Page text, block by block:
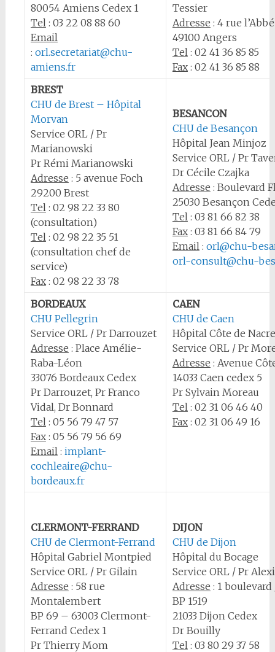
80054 Amiens Cedex 1
Tel: 03 22 08 88 60
Email
: orl.secretariat@chu-
amiens.fr
Tessier
Adresse : 4 rue
49100 Angers
Tel: 02 41 36 85 85
Fax: 02 41 36 85 88
BREST
CHU de Brest – Hôpital
Morvan
Service ORL / Pr
Marianowski
Pr Rémi Marianowski
Adresse : 5 avenue Foch
29200 Brest
Tel: 02 98 22 33 80
(consultation)
Tel: 02 98 22 35 51
(consultation chef de
service)
Fax: 02 98 22 33 78
BESANCON
CHU de Besançon
Hôpital Jean Minjoz
Service ORL / Pr
Dr Cécile Czajka
Adresse : Boulevard
25030 Besançon
Tel: 03 81 66 82 38
Fax: 03 81 66 84 79
Email: orl@chu-
orl-consult@chu-
BORDEAUX
CHU Pellegrin
Service ORL / Pr Darrouzet
Adresse : Place Amélie-
Raba-Léon
33076 Bordeaux Cedex
Pr Darrouzet, Pr Franco
Vidal, Dr Bonnard
Tel: 05 56 79 47 57
Fax: 05 56 79 56 69
Email: implant-
cochleaire@chu-
bordeaux.fr
CAEN
CHU de Caen
Hôpital Côte de Nacre
Service ORL / Pr
Adresse : Avenue
14033 Caen cedex 5
Pr Sylvain Moreau
Tel: 02 31 06 46 40
Fax: 02 31 06 49 16
CLERMONT-FERRAND
CHU de Clermont-Ferrand
Hôpital Gabriel Montpied
Service ORL / Pr Gilain
Adresse : 58 rue
Montalembert
BP 69 – 63003 Clermont-
Ferrand Cedex 1
Pr Thierry Mom
DIJON
CHU de Dijon
Hôpital du Bocage
Service ORL / Pr
Adresse : 1 boulevard
BP 1519
21033 Dijon Cedex
Dr Bouilly
Tel: 03 80 29 37 58